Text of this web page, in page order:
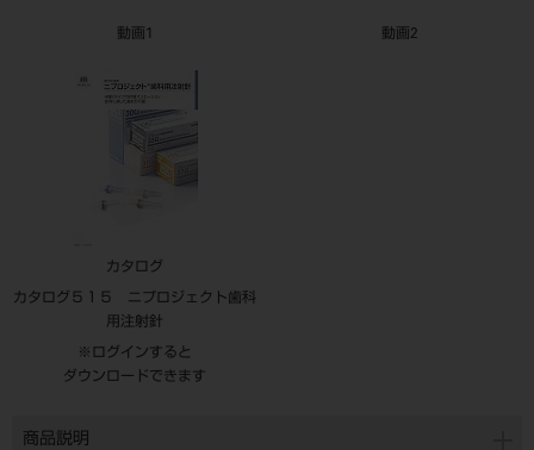
動画1 動画2
カタログ
カタログ５１５ ニプロジェクト歯科
用注射針
※ログインすると
ダウンロードできます
商品説明